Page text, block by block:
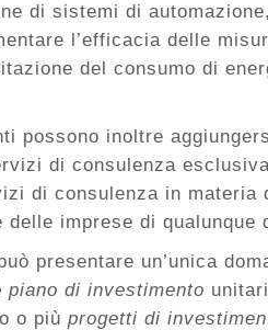
di sistemi di
l’efficacia delle
del consumo di
possono inoltre
di consulenza
di consulenza in materia
imprese di qualunque
presentare un’unica
piano di investimento
o più progetti di